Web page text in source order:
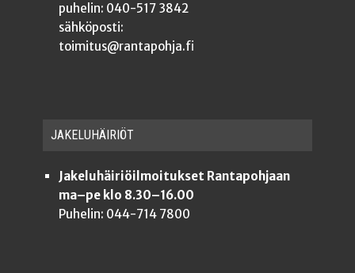
puhelin: 040-517 3842
sähköposti:
toimitus@rantapohja.fi
JAKE­LU­HÄI­RIÖT
Jakeluhäiriöilmoitukset Rantapohjaan
ma–pe klo 8.30–16.00
Puhelin: 044-714 7800